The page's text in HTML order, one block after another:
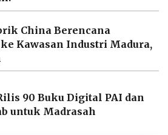
China Berencana
Kawasan Industri Madura,
90 Buku Digital PAI dan
untuk Madrasah